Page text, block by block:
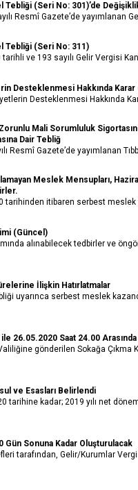
(Seri No: 301)’de
Resmî Gazete’de yayımlanan
Tebliği (Seri No: 311)
ve 193 sayılı Gelir Vergisi
Desteklenmesi Hakkında Karar
Desteklenmesi Hakkında
Mali Sorumluluk
Dair Tebliğ
Resmî Gazete’de yayımlanan
Meslek Mensupları,
tarihinden itibaren serbest
(Güncel)
alınabilecek tedbirler ve
İlişkin Hatırlatmalar
uyarınca serbest meslek
26.05.2020 Saat 24.00 Arasında
gönderilen Sokağa Çıkma
ve Esasları Belirlendi
kadar; 2019 yılı net dönem
Gün Sonuna Kadar Oluşturulacak
tarafından, Gelir/Kurumlar